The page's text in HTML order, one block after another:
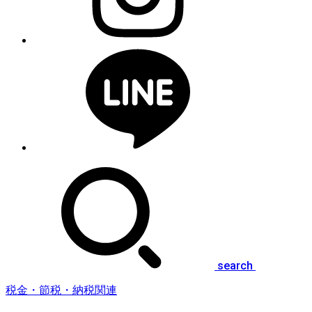
search
税金・節税・納税関連